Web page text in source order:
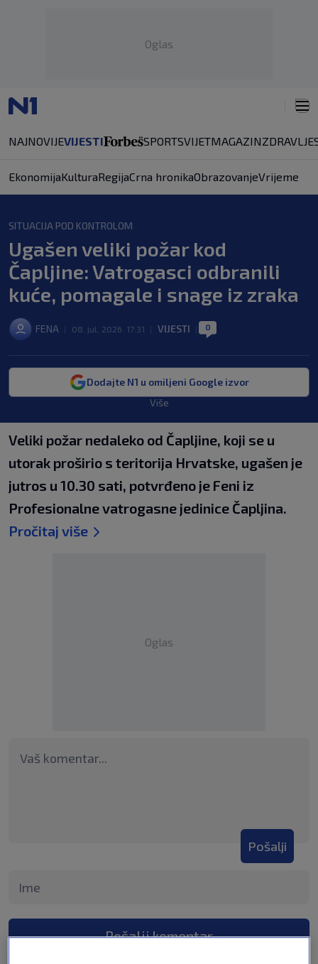
Oglas
NAJNOVIJEVIJESTI SPORTSVIJETMAGAZINZDRAVLJE
EkonomijaKulturaRegijaCrna hronikaObrazovanjeVrijeme
SITUACIJA POD KONTROLOM
Ugašen veliki požar kod
Čapljine: Vatrogasci odbranili
kuće, pomagale i snage iz zraka
FENA 08. jul. 2026. 17:31 VIJESTI 0
Dodajte N1 u omiljeni Google izvor
Više
Veliki požar nedaleko od Čapljine, koji se u
utorak proširio s teritorija Hrvatske, ugašen je
jutros u 10.30 sati, potvrđeno je Feni iz
Profesionalne vatrogasne jedinice Čapljina.
Pročitaj više
Oglas
Pošalji
Pošalji komentar